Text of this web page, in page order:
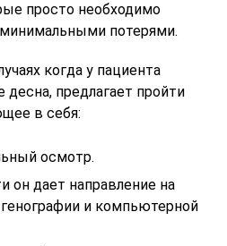
просто необходимо
потерями.
когда у пациента
предлагает пройти
в себя:
осмотр.
он дает направление на
и компьютерной